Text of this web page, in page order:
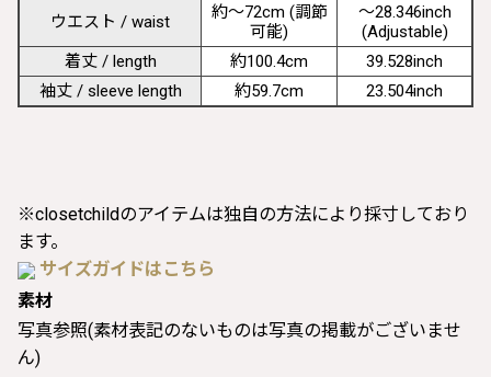
ウエスト / waist
約〜72cm (調節
可能)
〜28.346inch
(Adjustable)
着丈 / length
約100.4cm
39.528inch
袖丈 / sleeve length
約59.7cm 23.504inch
※closetchildのアイテムは独自の方法により採寸しており
ます。
サイズガイドはこちら
素材
写真参照(素材表記のないものは写真の掲載がございませ
ん)